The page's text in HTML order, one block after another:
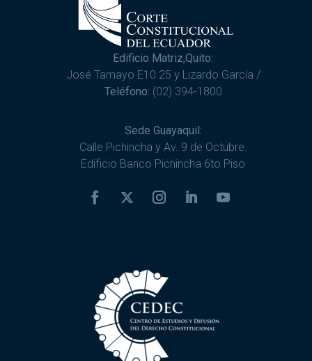
Edificio Matriz,Quito:
José Tamayo E10 25 y Lizardo García /
Teléfono: (02) 394-1800
Sede Guayaquil:
Calle Pichincha y Av. 9 de Octubre.
Edificio Banco Pichincha 6to Piso